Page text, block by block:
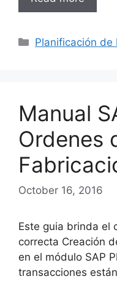
Categories
Planificación de
Manual
Ordenes
October 16, 2016
Este guia brinda el
correcta Creación
en el módulo SAP
transacciones